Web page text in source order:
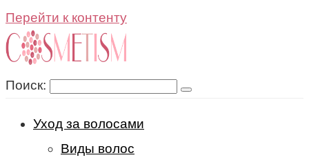
Перейти к контенту
Поиск:
Уход за волосами
Виды волос